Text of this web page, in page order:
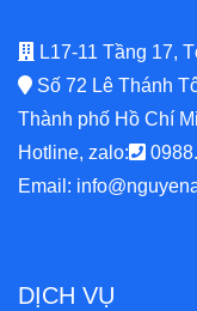
L17-11 Tầng 17,
Số 72 Lê Thánh
Thành phố Hồ Chí
Hotline, zalo:
Email:
DỊCH VỤ